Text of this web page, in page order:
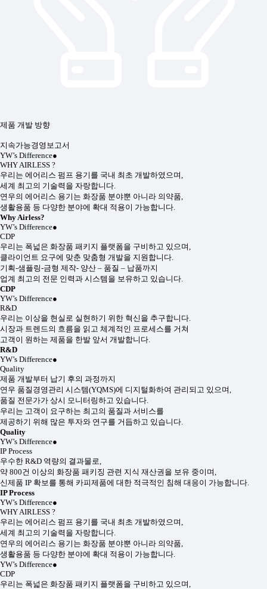
제품 개발 방향
지속가능경영보고서
YW’s Difference●
WHY AIRLESS ?
우리는 에어리스 펌프 용기를 국내 최초 개발하였으며,
세계 최고의 기술력을 자랑합니다.
연우의 에어리스 용기는 화장품 분야뿐 아니라 의약품,
생활용품 등 다양한 분야에 확대 적용이 가능합니다.
Why Airless?
YW’s Difference●
CDP
우리는 폭넓은 화장품 패키지 플랫폼을 구비하고 있으며,
클라이언트 요구에 맞춘 맞춤형 개발을 지원합니다.
기획-샘플링-금형 제작- 양산 – 품질 – 납품까지
업계 최고의 전문 인력과 시스템을 보유하고 있습니다.
CDP
YW’s Difference●
R&D
우리는 이상을 현실로 실현하기 위한 혁신을 추구합니다.
시장과 트렌드의 흐름을 읽고 체계적인 프로세스를 거쳐
고객이 원하는 제품을 한발 앞서 개발합니다.
R&D
YW’s Difference●
Quality
제품 개발부터 납기 후의 과정까지
연우 품질경영관리 시스템(YQMS)에 디지털화하여 관리되고 있으며,
품질 전문가가 상시 모니터링하고 있습니다.
우리는 고객이 요구하는 최고의 품질과 서비스를
제공하기 위해 많은 투자와 연구를 거듭하고 있습니다.
Quality
YW’s Difference●
IP Process
우수한 R&D 역량의 결과물로,
약 800건 이상의 화장품 패키징 관련 지식 재산권을 보유 중이며,
신제품 IP 확보를 통해 카피제품에 대한 적극적인 침해 대응이 가능합니다.
IP Process
YW’s Difference●
WHY AIRLESS ?
우리는 에어리스 펌프 용기를 국내 최초 개발하였으며,
세계 최고의 기술력을 자랑합니다.
연우의 에어리스 용기는 화장품 분야뿐 아니라 의약품,
생활용품 등 다양한 분야에 확대 적용이 가능합니다.
YW’s Difference●
CDP
우리는 폭넓은 화장품 패키지 플랫폼을 구비하고 있으며,